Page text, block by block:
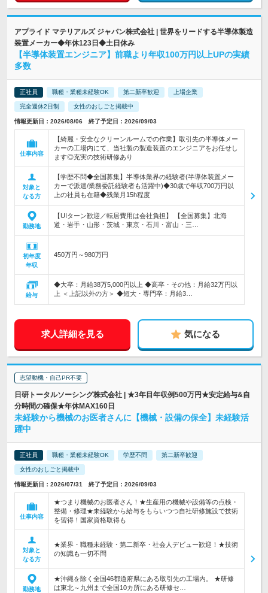
アプライド マテリアルズ ジャパン株式会社 | 世界をリードする半導体製造
装置メーカー◆年休123日◆土日休み
【半導体装置エンジニア】前職より年収100万円以上UPの実績
多数
正社員 職種・業種未経験OK 第二新卒歓迎 上場企業
完全週休2日制 女性のおしごと掲載中
情報更新日：2026/08/06 終了予定日：2026/09/03
仕事内容
【綺麗・安全なクリーンルームでの作業】取引先の半導体メー
カーの工場内にて、当社製の製造装置のエンジニアをお任せし
ます◎充実の技術研修あり
対象と
なる方
【学歴不問◆全国募集】半導体業界の経験者(半導体装置メー
カーで派遣/業務委託経験者も活躍中)◆30歳で年収700万円以
上の社員も在籍◆残業月15h程度
勤務地
【UIターン歓迎／転居費用は会社負担】 【全国募集】北海
道・岩手・山形・茨城・東京・石川・富山・三…
初年度
年収
450万円～980万円
給与
◆大卒：月給38万5,000円以上 ◆高卒・その他：月給32万円以
上 ＜上記以外の方＞ ◆短大・専門卒：月給3…
求人詳細を見る 気になる
志望動機・自己PR不要
日研トータルソーシング株式会社 | ★3年目年収例500万円★安定給与&自
分時間の確保★年休MAX160日
未経験から機械のお医者さんに【機械・設備の保全】未経験活
躍中
正社員 職種・業種未経験OK 学歴不問 第二新卒歓迎
女性のおしごと掲載中
情報更新日：2026/07/31 終了予定日：2026/09/03
仕事内容
★つまり機械のお医者さん！★生産用の機械や設備等の点検・
整備・修理★未経験から給与をもらいつつ自社研修施設で技術
を習得！国家資格取得も
対象と
なる方
★業界・職種未経験・第二新卒・社会人デビュー歓迎！★技術
の知識も一切不問
勤務地
★沖縄を除く全国46都道府県にある取引先の工場内。 ★研修
は東北～九州まで全国10カ所にある研修セ…